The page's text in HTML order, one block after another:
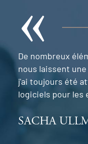
De nombreux
nous laissent
j'ai toujours été
logiciels pour les
SACHA